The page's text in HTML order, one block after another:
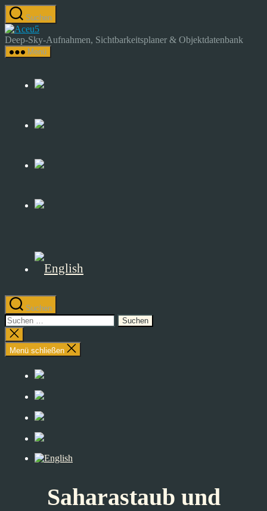
Zum
Inhalt
springen
Suchen
Astrocamp
–
Astrofotografie
Sky-
Deep-Sky-Aufnahmen, Sichtbarkeitsplaner & Objektdatenbank
Menü
Suchen
Suchen
nach:
Suche
schließen
Menü schließen
Saharastaub und